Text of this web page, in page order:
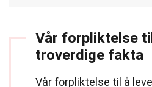
Vår forpliktelse til
troverdige fakta
Vår forpliktelse til å